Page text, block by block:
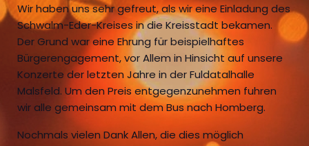
Wir haben uns sehr gefreut, als wir eine Einladung des
Schwalm-Eder-Kreises in die Kreisstadt bekamen.
Der Grund war eine Ehrung für beispielhaftes
Bürgerengagement, vor Allem in Hinsicht auf unsere
Konzerte der letzten Jahre in der Fuldatalhalle
Malsfeld. Um den Preis entgegenzunehmen fuhren
wir alle gemeinsam mit dem Bus nach Homberg.
Nochmals vielen Dank Allen, die dies möglich